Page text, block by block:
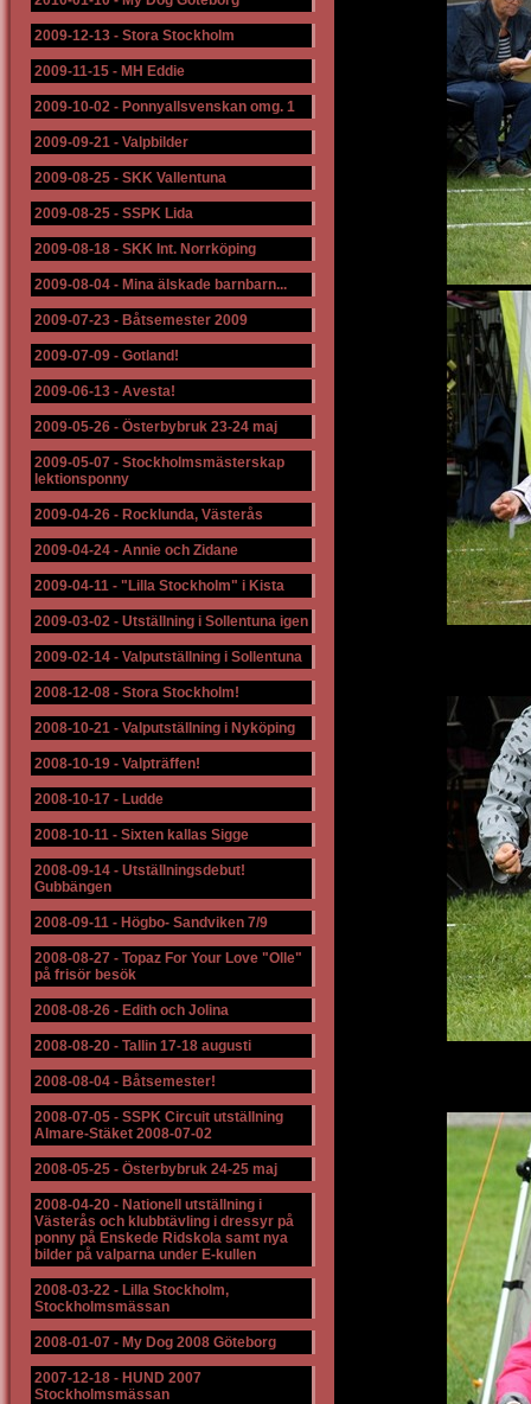
2009-12-13 - Stora Stockholm
2009-11-15 - MH Eddie
2009-10-02 - Ponnyallsvenskan omg. 1
2009-09-21 - Valpbilder
2009-08-25 - SKK Vallentuna
2009-08-25 - SSPK Lida
2009-08-18 - SKK Int. Norrköping
2009-08-04 - Mina älskade barnbarn...
2009-07-23 - Båtsemester 2009
2009-07-09 - Gotland!
2009-06-13 - Avesta!
2009-05-26 - Österbybruk 23-24 maj
2009-05-07 - Stockholmsmästerskap
lektionsponny
2009-04-26 - Rocklunda, Västerås
2009-04-24 - Annie och Zidane
2009-04-11 - "Lilla Stockholm" i Kista
2009-03-02 - Utställning i Sollentuna igen
2009-02-14 - Valputställning i Sollentuna
2008-12-08 - Stora Stockholm!
2008-10-21 - Valputställning i Nyköping
2008-10-19 - Valpträffen!
2008-10-17 - Ludde
2008-10-11 - Sixten kallas Sigge
2008-09-14 - Utställningsdebut!
Gubbängen
2008-09-11 - Högbo- Sandviken 7/9
2008-08-27 - Topaz For Your Love "Olle"
på frisör besök
2008-08-26 - Edith och Jolina
2008-08-20 - Tallin 17-18 augusti
2008-08-04 - Båtsemester!
2008-07-05 - SSPK Circuit utställning
Almare-Stäket 2008-07-02
2008-05-25 - Österbybruk 24-25 maj
2008-04-20 - Nationell utställning i
Västerås och klubbtävling i dressyr på
ponny på Enskede Ridskola samt nya
bilder på valparna under E-kullen
2008-03-22 - Lilla Stockholm,
Stockholmsmässan
2008-01-07 - My Dog 2008 Göteborg
2007-12-18 - HUND 2007
Stockholmsmässan